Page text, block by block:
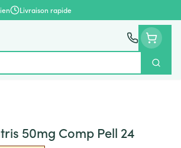
Livraison rapide
50mg Comp Pell 24